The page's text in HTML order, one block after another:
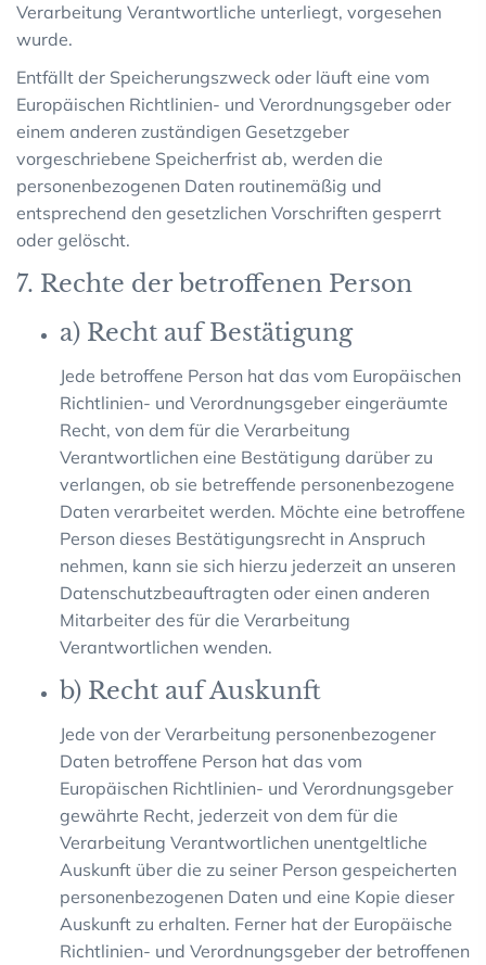
Verarbeitung Verantwortliche unterliegt, vorgesehen
wurde.
Entfällt der Speicherungszweck oder läuft eine vom
Europäischen Richtlinien- und Verordnungsgeber oder
einem anderen zuständigen Gesetzgeber
vorgeschriebene Speicherfrist ab, werden die
personenbezogenen Daten routinemäßig und
entsprechend den gesetzlichen Vorschriften gesperrt
oder gelöscht.
7. Rechte der betroffenen Person
a) Recht auf Bestätigung
Jede betroffene Person hat das vom Europäischen
Richtlinien- und Verordnungsgeber eingeräumte
Recht, von dem für die Verarbeitung
Verantwortlichen eine Bestätigung darüber zu
verlangen, ob sie betreffende personenbezogene
Daten verarbeitet werden. Möchte eine betroffene
Person dieses Bestätigungsrecht in Anspruch
nehmen, kann sie sich hierzu jederzeit an unseren
Datenschutzbeauftragten oder einen anderen
Mitarbeiter des für die Verarbeitung
Verantwortlichen wenden.
b) Recht auf Auskunft
Jede von der Verarbeitung personenbezogener
Daten betroffene Person hat das vom
Europäischen Richtlinien- und Verordnungsgeber
gewährte Recht, jederzeit von dem für die
Verarbeitung Verantwortlichen unentgeltliche
Auskunft über die zu seiner Person gespeicherten
personenbezogenen Daten und eine Kopie dieser
Auskunft zu erhalten. Ferner hat der Europäische
Richtlinien- und Verordnungsgeber der betroffenen